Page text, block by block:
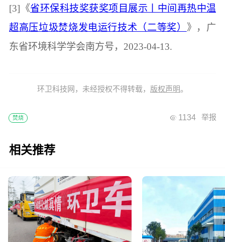
[3]《省环保科技奖获奖项目展示丨中间再热中温
超高压垃圾焚烧发电运行技术（二等奖） 》，广
东省环境科学学会南方号，2023-04-13.
环卫科技网，未经授权不得转载， 版权声明。
焚烧 举报
1134
相关推荐